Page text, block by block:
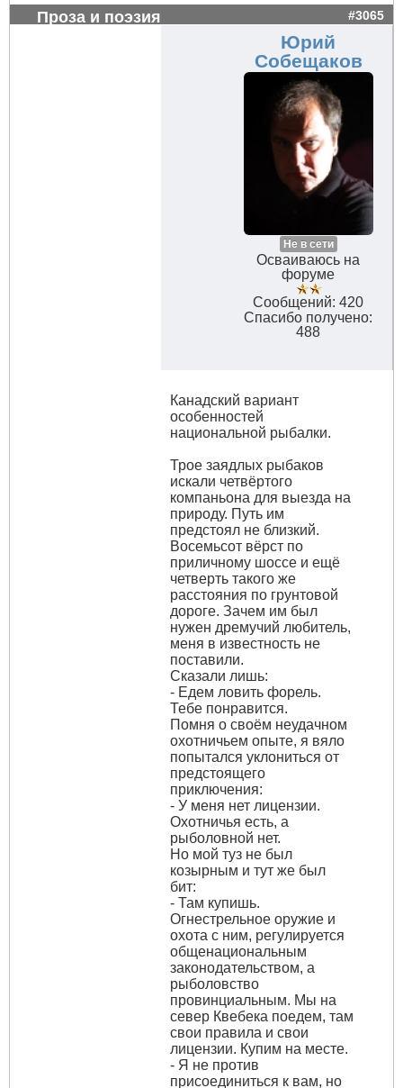
Проза и поэзия #3065
Юрий
Собещаков
Не в сети
Осваиваюсь на
форуме
Сообщений: 420
Спасибо получено:
488
Канадский вариант
особенностей
национальной рыбалки.
Трое заядлых рыбаков
искали четвёртого
компаньона для выезда на
природу. Путь им
предстоял не близкий.
Восемьсот вёрст по
приличному шоссе и ещё
четверть такого же
расстояния по грунтовой
дороге. Зачем им был
нужен дремучий любитель,
меня в известность не
поставили.
Сказали лишь:
- Едем ловить форель.
Тебе понравится.
Помня о своём неудачном
охотничьем опыте, я вяло
попытался уклониться от
предстоящего
приключения:
- У меня нет лицензии.
Охотничья есть, а
рыболовной нет.
Но мой туз не был
козырным и тут же был
бит:
- Там купишь.
Огнестрельное оружие и
охота с ним, регулируется
общенациональным
законодательством, а
рыболовство
провинциальным. Мы на
север Квебека поедем, там
свои правила и свои
лицензии. Купим на месте.
- Я не против
присоединиться к вам, но